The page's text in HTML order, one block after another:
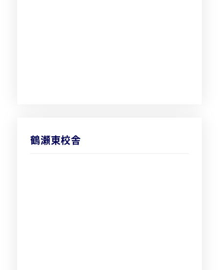
鶴瀬東校舎